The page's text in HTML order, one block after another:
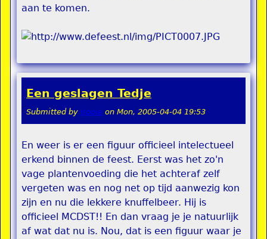
aan te komen.
Een geslagen Tedje
Submitted by rippie on Mon, 2005-04-04 19:53
En weer is er een figuur officieel intelectueel
erkend binnen de feest. Eerst was het zo'n
vage plantenvoeding die het achteraf zelf
vergeten was en nog net op tijd aanwezig kon
zijn en nu die lekkere knuffelbeer. Hij is
officieel MCDST!! En dan vraag je je natuurlijk
af wat dat nu is. Nou, dat is een figuur waar je